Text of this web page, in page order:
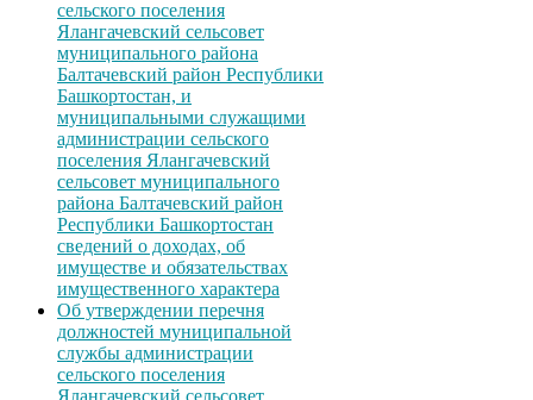
сельского поселения
Ялангачевский сельсовет
муниципального района
Балтачевский район Республики
Башкортостан, и
муниципальными служащими
администрации сельского
поселения Ялангачевский
сельсовет муниципального
района Балтачевский район
Республики Башкортостан
сведений о доходах, об
имуществе и обязательствах
имущественного характера
Об утверждении перечня
должностей муниципальной
службы администрации
сельского поселения